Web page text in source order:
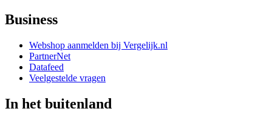
Business
Webshop aanmelden bij Vergelijk.nl
PartnerNet
Datafeed
Veelgestelde vragen
In het buitenland